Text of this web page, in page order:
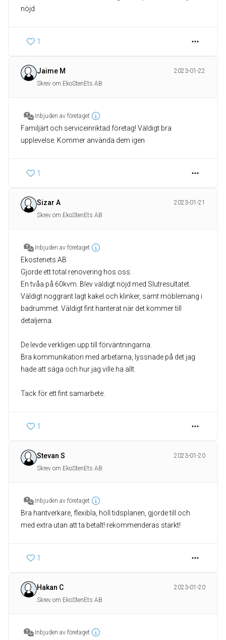
nöjd
1
Jaime M
2023-01-22
Skrev om EkoStenEts AB
Inbjuden av företaget
Familjärt och serviceinriktad företag! Väldigt bra
upplevelse. Kommer använda dem igen
1
Sizar A
2023-01-21
Skrev om EkoStenEts AB
Inbjuden av företaget
Ekostenets AB
Gjorde ett total renovering hos oss.
En tvåa på 60kvm. Blev väldigt nöjd med Slutresultatet.
Väldigt noggrant lagt kakel och klinker, samt möblemang i
badrummet. Väldigt fint hanterat när det kommer till
detaljerna.
De levde verkligen upp till förväntningarna.
Bra kommunikation med arbetarna, lyssnade på det jag
hade att säga och hur jag ville ha allt.
Tack för ett fint samarbete.
1
Stevan S
2023-01-20
Skrev om EkoStenEts AB
Inbjuden av företaget
Bra hantverkare, flexibla, höll tidsplanen, gjorde till och
med extra utan att ta betalt! rekommenderas starkt!
1
Hakan C
2023-01-20
Skrev om EkoStenEts AB
Inbjuden av företaget